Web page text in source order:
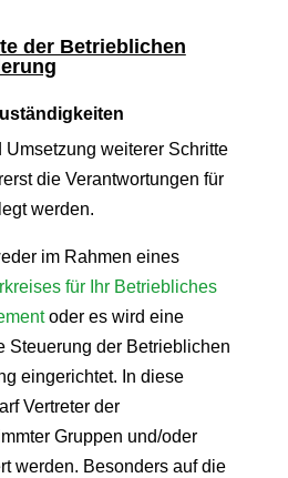
der Betrieblichen
Umsetzung weiterer Schritte
die Verantwortungen für
werden.
im Rahmen eines
für Ihr Betriebliches
oder es wird eine
Steuerung der Betrieblichen
eingerichtet. In diese
Vertreter der
Gruppen und/oder
werden. Besonders auf die